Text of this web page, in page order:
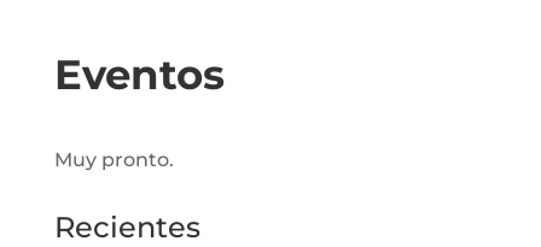
Eventos
Muy pronto.
Recientes